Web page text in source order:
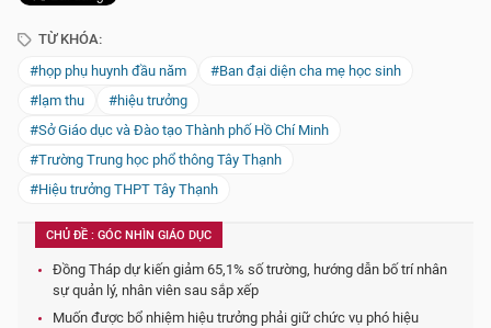
TỪ KHÓA:
#họp phụ huynh đầu năm
#Ban đại diện cha mẹ học sinh
#lạm thu
#hiệu trưởng
#Sở Giáo dục và Đào tạo Thành phố Hồ Chí Minh
#Trường Trung học phổ thông Tây Thạnh
#Hiệu trưởng THPT Tây Thạnh
CHỦ ĐỀ : GÓC NHÌN GIÁO DỤC
Đồng Tháp dự kiến giảm 65,1% số trường, hướng dẫn bố trí nhân
sự quản lý, nhân viên sau sắp xếp
Muốn được bổ nhiệm hiệu trưởng phải giữ chức vụ phó hiệu